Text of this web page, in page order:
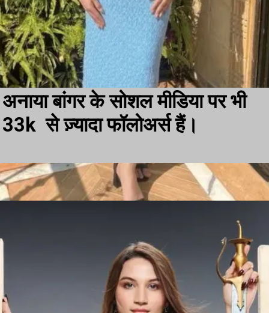
अनाया बांगर के सोशल मीडिया पर भी
33k से ज़्यादा फॉलोअर्स हैं।